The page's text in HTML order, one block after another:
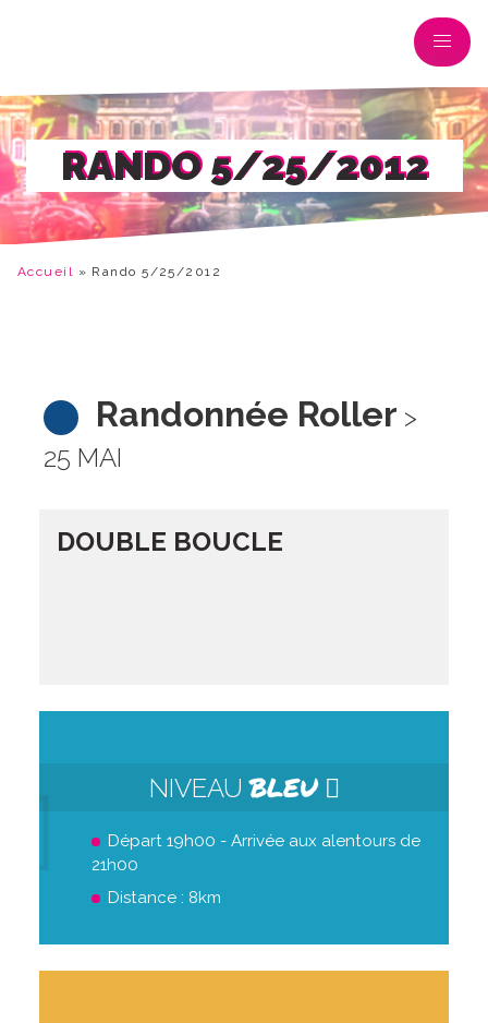
RANDO 5/25/2012
Accueil » Rando 5/25/2012
Randonnée Roller >
25 MAI
DOUBLE BOUCLE
NIVEAUBLEU
Départ 19h00 - Arrivée aux alentours de
21h00
Distance : 8km